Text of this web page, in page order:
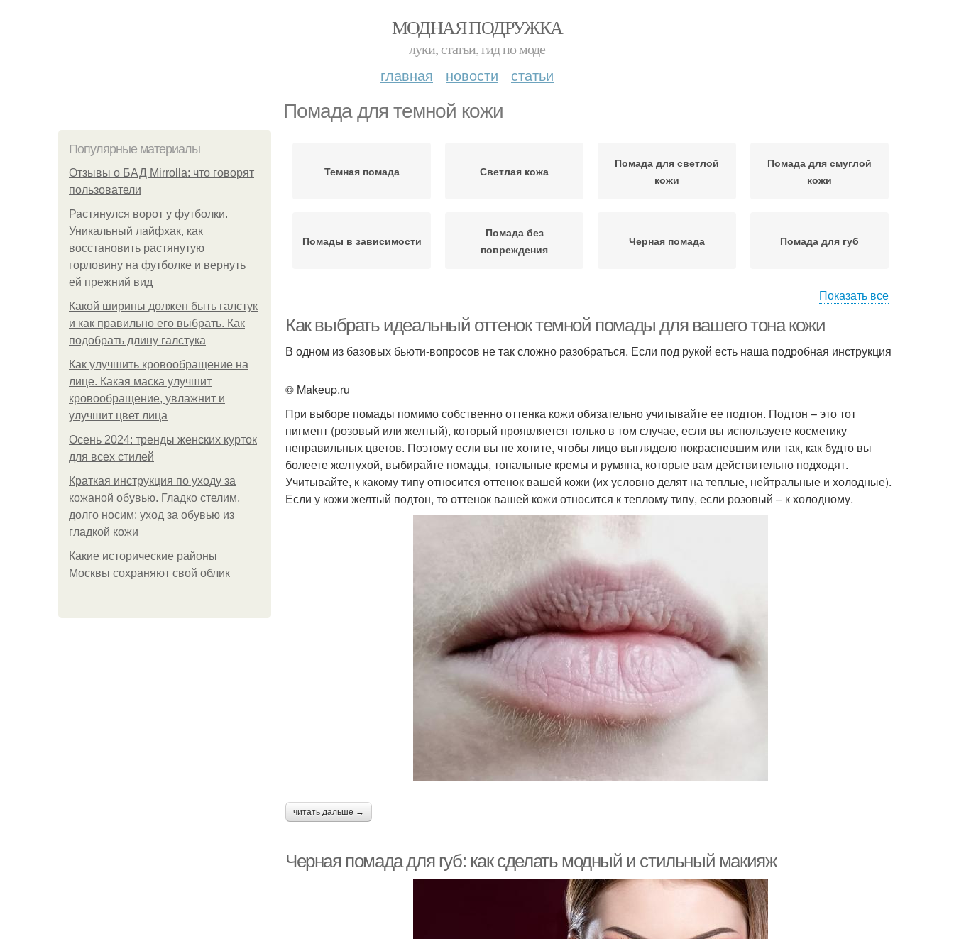
МОДНАЯ ПОДРУЖКА
луки, статьи, гид по моде
главная новости статьи
Помада для темной кожи
Популярные материалы
Отзывы о БАД Mirrolla: что говорят
пользователи
Растянулся ворот у футболки.
Уникальный лайфхак, как
восстановить растянутую
горловину на футболке и вернуть
ей прежний вид
Какой ширины должен быть галстук
и как правильно его выбрать. Как
подобрать длину галстука
Как улучшить кровообращение на
лице. Какая маска улучшит
кровообращение, увлажнит и
улучшит цвет лица
Осень 2024: тренды женских курток
для всех стилей
Краткая инструкция по уходу за
кожаной обувью. Гладко стелим,
долго носим: уход за обувью из
гладкой кожи
Какие исторические районы
Москвы сохраняют свой облик
Темная помада Светлая кожа
Помада для светлой
кожи
Помада для смуглой
кожи
Помады в зависимости
Помада без
повреждения
Черная помада Помада для губ
условиях
жизни
Баклажановая помада Коричневая помада Сливовая помада Помада для тонких губ
Помада без следов
Показать все
Как выбрать идеальный оттенок темной помады для вашего тона кожи
В одном из базовых бьюти-вопросов не так сложно разобраться. Если под рукой есть наша подробная инструкция
© Makeup.ru
При выборе помады помимо собственно оттенка кожи обязательно учитывайте ее подтон. Подтон – это тот
пигмент (розовый или желтый), который проявляется только в том случае, если вы используете косметику
неправильных цветов. Поэтому если вы не хотите, чтобы лицо выглядело покрасневшим или так, как будто вы
болеете желтухой, выбирайте помады, тональные кремы и румяна, которые вам действительно подходят.
Учитывайте, к какому типу относится оттенок вашей кожи (их условно делят на теплые, нейтральные и холодные).
Если у кожи желтый подтон, то оттенок вашей кожи относится к теплому типу, если розовый – к холодному.
читать дальше →
Черная помада для губ: как сделать модный и стильный макияж